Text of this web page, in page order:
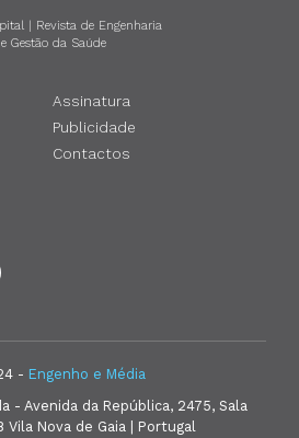
| Revista de Engenharia
e Gestão da Saúde
Assinatura
Publicidade
Contactos
- Engenho e Média
- Avenida da República, 2475, Sala
Vila Nova de Gaia | Portugal